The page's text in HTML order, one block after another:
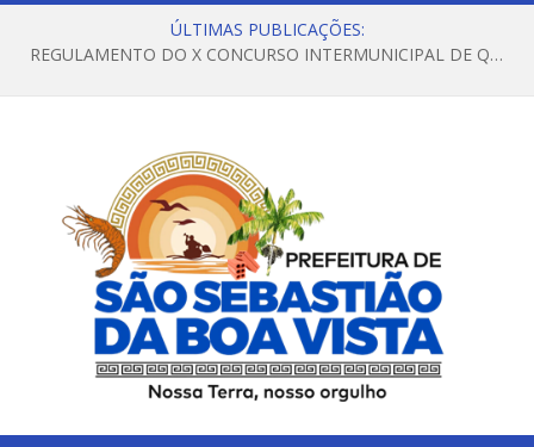
ÚLTIMAS PUBLICAÇÕES:
REGULAMENTO DO X CONCURSO INTERMUNICIPAL DE QUADRILHAS JUNINAS – 2026 – ARRAIÁ DA VENEZA